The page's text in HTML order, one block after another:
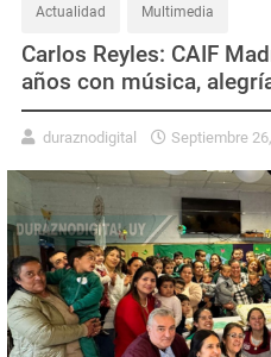
Actualidad Multimedia
Carlos Reyles: CAIF
años con música,
duraznodigital Septiembre